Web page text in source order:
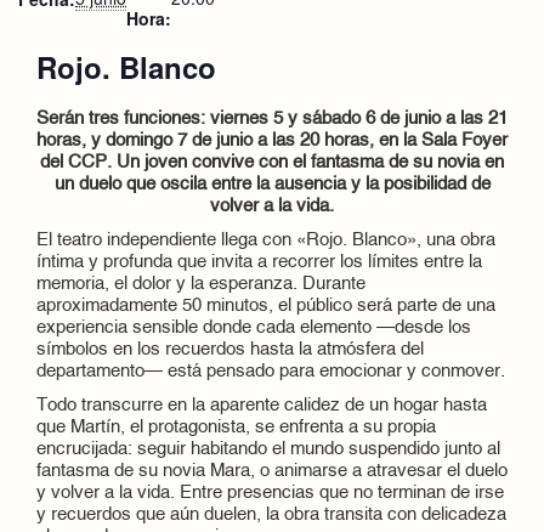
Hora:
Rojo. Blanco
Serán tres funciones: viernes 5 y sábado 6 de junio a las 21
horas, y domingo 7 de junio a las 20 horas, en la Sala Foyer
del CCP. Un joven convive con el fantasma de su novia en
un duelo que oscila entre la ausencia y la posibilidad de
volver a la vida.
El teatro independiente llega con «Rojo. Blanco», una obra
íntima y profunda que invita a recorrer los límites entre la
memoria, el dolor y la esperanza. Durante
aproximadamente 50 minutos, el público será parte de una
experiencia sensible donde cada elemento —desde los
símbolos en los recuerdos hasta la atmósfera del
departamento— está pensado para emocionar y conmover.
Todo transcurre en la aparente calidez de un hogar hasta
que Martín, el protagonista, se enfrenta a su propia
encrucijada: seguir habitando el mundo suspendido junto al
fantasma de su novia Mara, o animarse a atravesar el duelo
y volver a la vida. Entre presencias que no terminan de irse
y recuerdos que aún duelen, la obra transita con delicadeza